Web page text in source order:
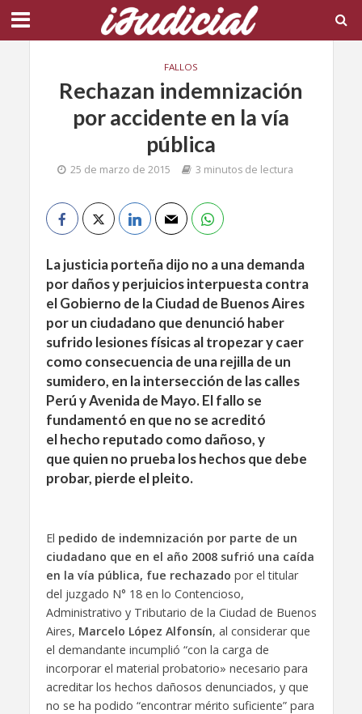
FALLOS
Rechazan indemnización
por accidente en la vía
pública
25 de marzo de 2015 3 minutos de lectura
La justicia porteña dijo no a una demanda
por daños y perjuicios interpuesta contra
el Gobierno de la Ciudad de Buenos Aires
por un ciudadano que denunció haber
sufrido lesiones físicas al tropezar y caer
como consecuencia de una rejilla de un
sumidero, en la intersección de las calles
Perú y Avenida de Mayo. El fallo se
fundamentó en que no se acreditó
el hecho reputado como dañoso, y
que quien no prueba los hechos que debe
probar, pierde el pleito.
El pedido de indemnización por parte de un
ciudadano que en el año 2008 sufrió una caída
en la vía pública, fue rechazado por el titular
del juzgado N° 18 en lo Contencioso,
Administrativo y Tributario de la Ciudad de Buenos
Aires, Marcelo López Alfonsín, al considerar que
el demandante incumplió “con la carga de
incorporar el material probatorio» necesario para
acreditar los hechos dañosos denunciados, y que
no se ha podido “encontrar mérito suficiente” para